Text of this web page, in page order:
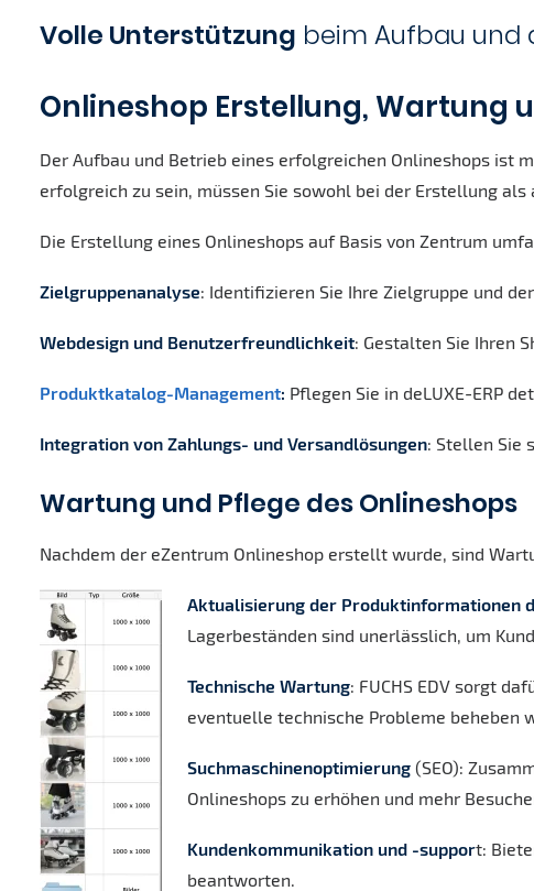
Volle Unterstützung beim Aufbau und
Onlineshop Erstellung, Wartung
Der Aufbau und Betrieb eines erfolgreichen Onlineshops ist
erfolgreich zu sein, müssen Sie sowohl bei der Erstellung
Die Erstellung eines Onlineshops auf Basis von Zentrum
Zielgruppenanalyse: Identifizieren Sie Ihre Zielgruppe und
Webdesign und Benutzerfreundlichkeit: Gestalten Sie Ihren
Produktkatalog-Management: Pflegen Sie in deLUXE-ERP
Integration von Zahlungs- und Versandlösungen: Stellen Sie
Wartung und Pflege des Onlineshops
Nachdem der eZentrum Onlineshop erstellt wurde, sind
Aktualisierung der Produktinformationen
Lagerbeständen sind unerlässlich, um
Technische Wartung: FUCHS EDV sorgt
eventuelle technische Probleme beheben
Suchmaschinenoptimierung (SEO):
Onlineshops zu erhöhen und mehr
Kundenkommunikation und -support:
beantworten.